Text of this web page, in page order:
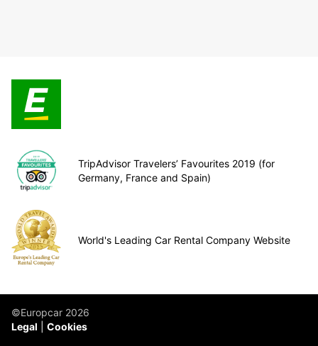
TripAdvisor Travelers’ Favourites 2019 (for
Germany, France and Spain)
World's Leading Car Rental Company Website
©Europcar 2026
Legal
Cookies